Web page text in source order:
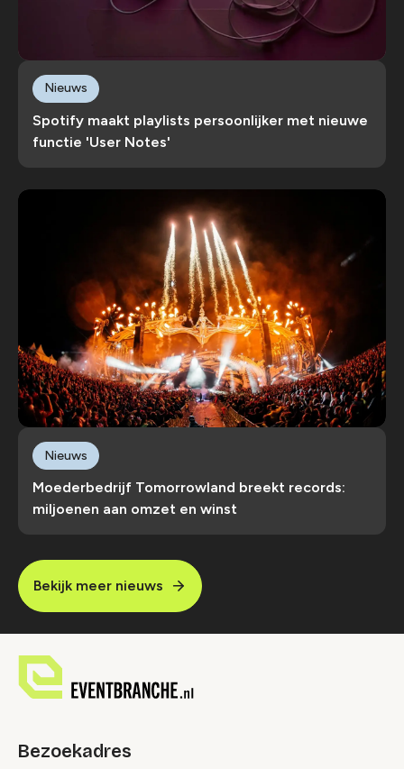
Spotify maakt playlists persoonlijker met nieuwe
functie 'User Notes'
Nieuws
Moederbedrijf Tomorrowland breekt records:
miljoenen aan omzet en winst
Nieuws
Bekijk meer nieuws
Bezoekadres